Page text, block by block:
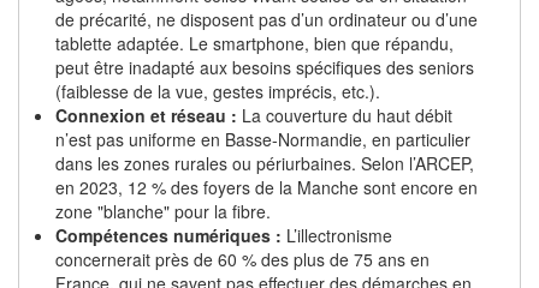
de précarité, ne disposent pas d’un ordinateur ou d’une
tablette adaptée. Le smartphone, bien que répandu,
peut être inadapté aux besoins spécifiques des seniors
(faiblesse de la vue, gestes imprécis, etc.).
Connexion et réseau : La couverture du haut débit
n’est pas uniforme en Basse-Normandie, en particulier
dans les zones rurales ou périurbaines. Selon l’ARCEP,
en 2023, 12 % des foyers de la Manche sont encore en
zone "blanche" pour la fibre.
Compétences numériques : L’illectronisme
concernerait près de 60 % des plus de 75 ans en
France, qui ne savent pas effectuer des démarches en